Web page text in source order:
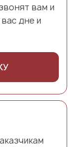
вам и
дне и